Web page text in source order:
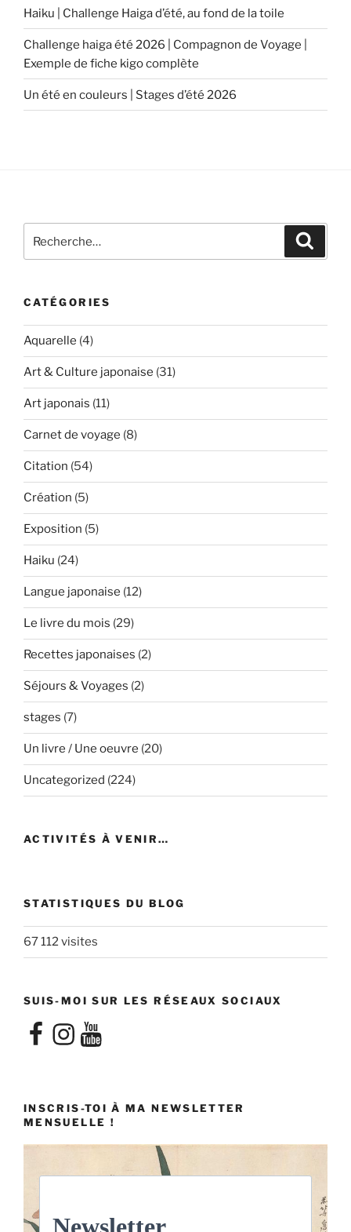
Haiku | Challenge Haiga d’été, au fond de la toile
Challenge haiga été 2026 | Compagnon de Voyage |
Exemple de fiche kigo complète
Un été en couleurs | Stages d’été 2026
pour
CATÉGORIES
Aquarelle (4)
Art & Culture japonaise (31)
Art japonais (11)
Carnet de voyage (8)
Citation (54)
Création (5)
Exposition (5)
Haiku (24)
Langue japonaise (12)
Le livre du mois (29)
Recettes japonaises (2)
Séjours & Voyages (2)
stages (7)
Un livre / Une oeuvre (20)
Uncategorized (224)
ACTIVITÉS À VENIR…
STATISTIQUES DU BLOG
67 112 visites
SUIS-MOI SUR LES RÉSEAUX SOCIAUX
FacebookInstagramYouTube
INSCRIS-TOI À MA NEWSLETTER
MENSUELLE !